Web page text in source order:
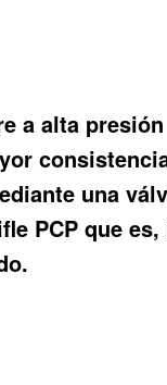
a alta
una
PCP que es,